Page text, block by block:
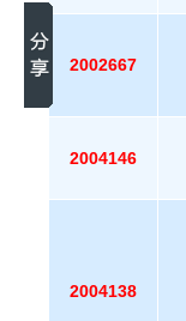
2002667
2004146
2004138